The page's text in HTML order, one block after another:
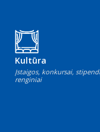
Kultūra
Įstaigos, konkursai,
renginiai